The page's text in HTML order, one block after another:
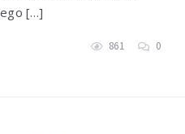
[…]
861 0